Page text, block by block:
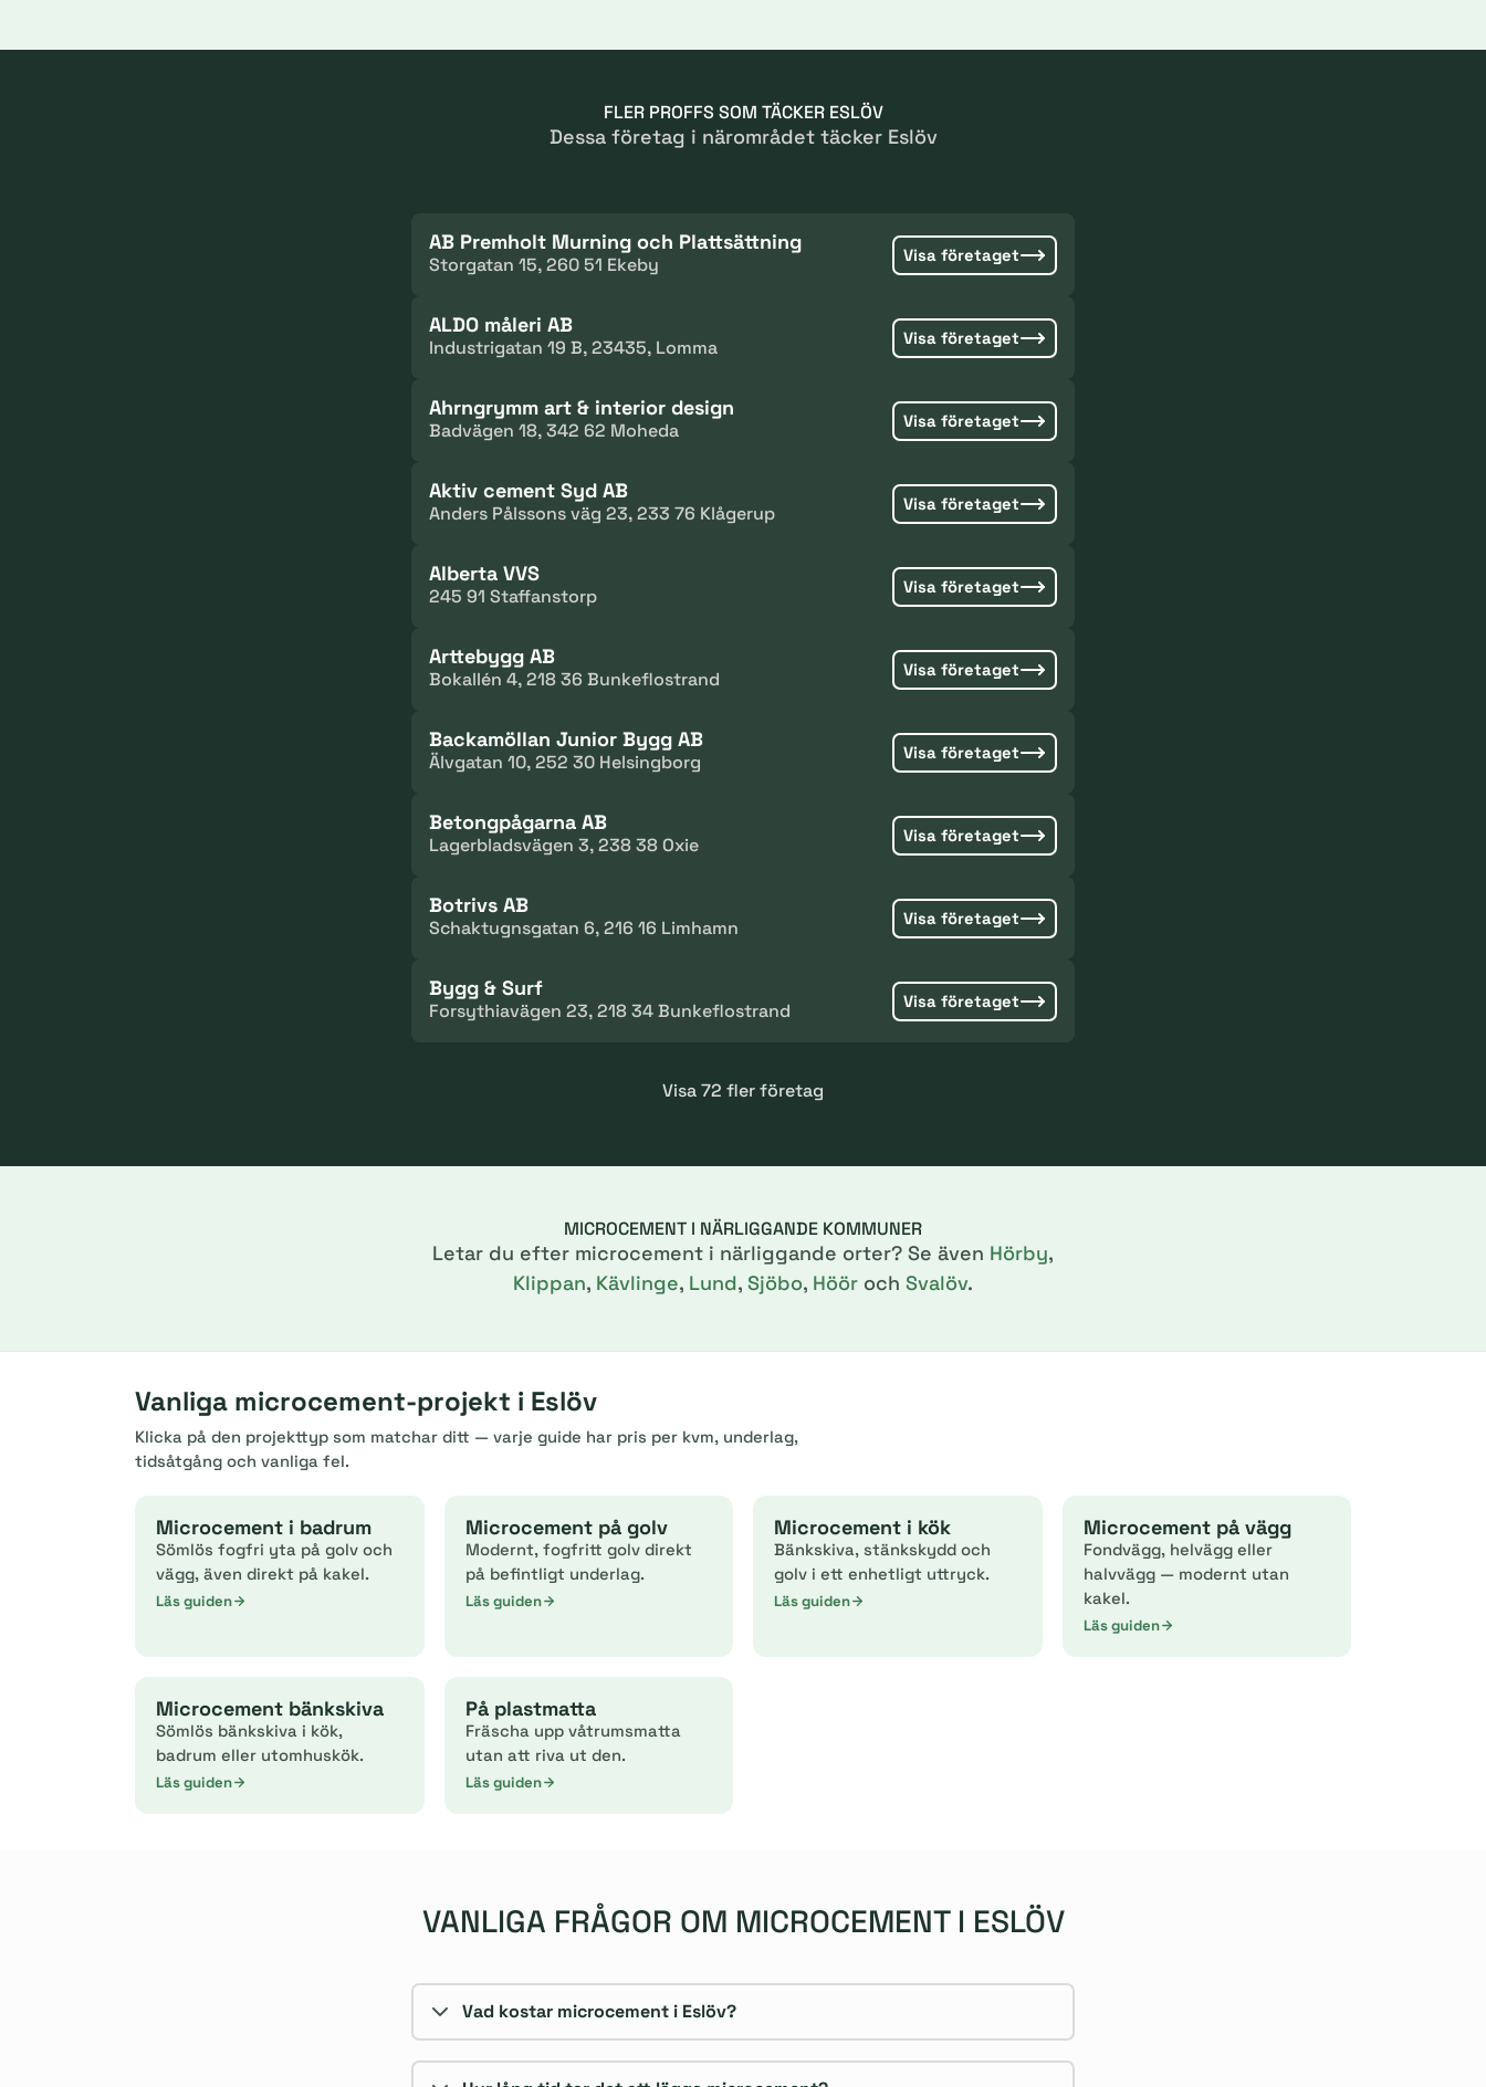
FLER PROFFS SOM TÄCKER ESLÖV
Dessa företag i närområdet täcker Eslöv
AB Premholt Murning och Plattsättning
Storgatan 15, 260 51 Ekeby Visa företaget
ALDO måleri AB
Industrigatan 19 B, 23435, Lomma Visa företaget
Ahrngrymm art & interior design
Badvägen 18, 342 62 Moheda Visa företaget
Aktiv cement Syd AB
Anders Pålssons väg 23, 233 76 Klågerup Visa företaget
Alberta VVS
245 91 Staffanstorp Visa företaget
Arttebygg AB
Bokallén 4, 218 36 Bunkeflostrand Visa företaget
Backamöllan Junior Bygg AB
Älvgatan 10, 252 30 Helsingborg Visa företaget
Betongpågarna AB
Lagerbladsvägen 3, 238 38 Oxie Visa företaget
Botrivs AB
Schaktugnsgatan 6, 216 16 Limhamn Visa företaget
Bygg & Surf
Forsythiavägen 23, 218 34 Bunkeflostrand Visa företaget
Visa 72 fler företag
MICROCEMENT I NÄRLIGGANDE KOMMUNER
Letar du efter microcement i närliggande orter? Se även Hörby,
Klippan, Kävlinge, Lund, Sjöbo, Höör och Svalöv.
Vanliga microcement-projekt i Eslöv
Klicka på den projekttyp som matchar ditt — varje guide har pris per kvm, underlag,
tidsåtgång och vanliga fel.
Microcement i badrum
Sömlös fogfri yta på golv och
vägg, även direkt på kakel.
Läs guiden
Microcement på golv
Modernt, fogfritt golv direkt
på befintligt underlag.
Läs guiden
Microcement i kök
Bänkskiva, stänkskydd och
golv i ett enhetligt uttryck.
Läs guiden
Microcement på vägg
Fondvägg, helvägg eller
halvvägg — modernt utan
kakel.
Läs guiden
Microcement bänkskiva
Sömlös bänkskiva i kök,
badrum eller utomhuskök.
Läs guiden
På plastmatta
Fräscha upp våtrumsmatta
utan att riva ut den.
Läs guiden
VANLIGA FRÅGOR OM MICROCEMENT I ESLÖV
Vad kostar microcement i Eslöv?